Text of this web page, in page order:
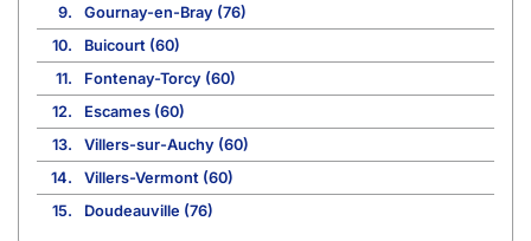
9.
Gournay-en-Bray (76)
10.
Buicourt (60)
11.
Fontenay-Torcy (60)
12.
Escames (60)
13.
Villers-sur-Auchy (60)
14.
Villers-Vermont (60)
15.
Doudeauville (76)